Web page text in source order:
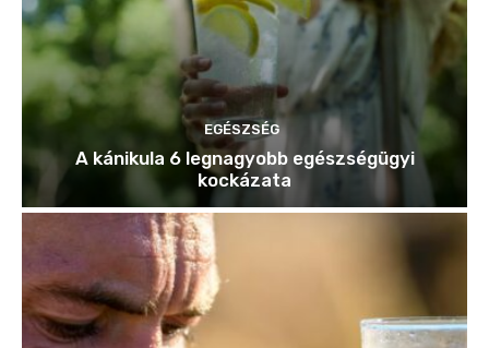
EGÉSZSÉG
A kánikula 6 legnagyobb egészségügyi
kockázata